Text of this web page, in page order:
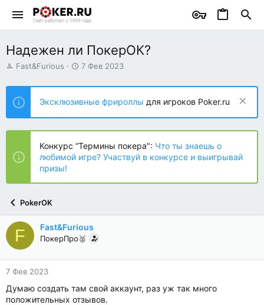
Надежен ли ПокерОК?
А
т
о
р
т
е
ы
Fast&Furious
Д
т
н
а
ч
л
а
7 Фев 2023
Эксклюзивные фрироллы для игроков Poker.ru
Конкурс “Термины покера": Что ты знаешь о
любимой игре? Участвуй в конкурсе и выигрывай
призы!
PokerOK
F Fast&Furious
ПокерПро🥈
7 Фев 2023
Думаю создать там свой аккаунт, раз уж так много
положительных отзывов.